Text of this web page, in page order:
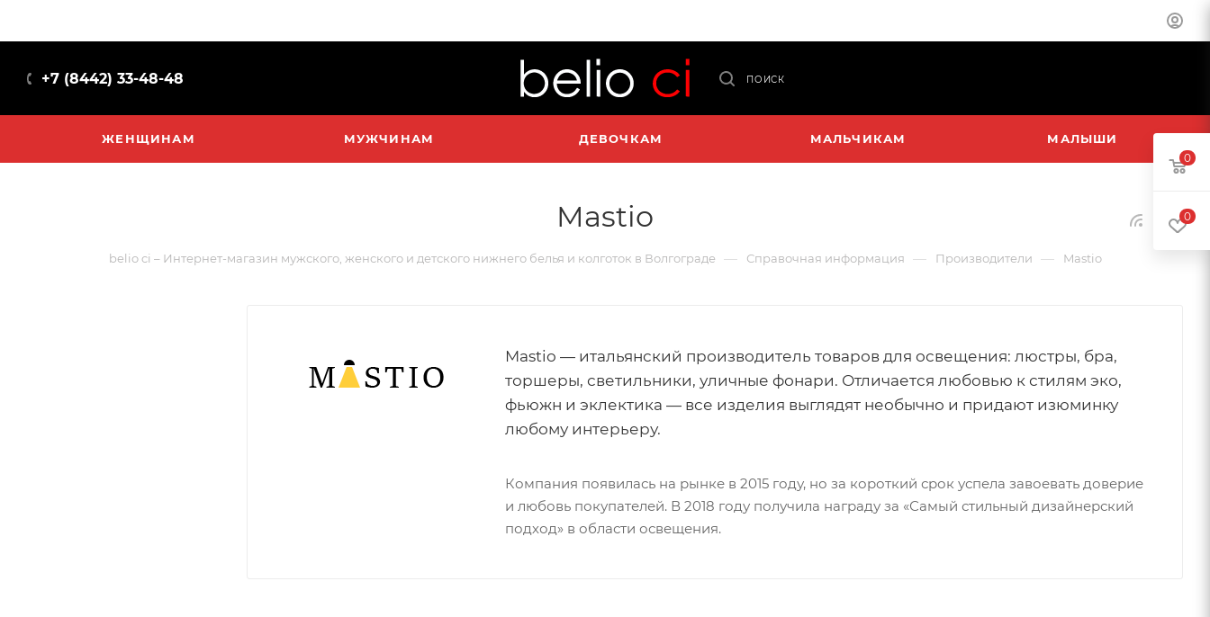
+7 (8442) 33-48-48 ПОИСК
ЖЕНЩИНАМ МУЖЧИНАМ ДЕВОЧКАМ МАЛЬЧИКАМ МАЛЫШИ
Mastio
belio ci – Интернет-магазин мужского, женского и детского нижнего белья и колготок в Волгограде — Справочная информация — Производители — Mastio
Mastio — итальянский производитель товаров для освещения: люстры, бра,
торшеры, светильники, уличные фонари. Отличается любовью к стилям эко,
фьюжн и эклектика — все изделия выглядят необычно и придают изюминку
любому интерьеру.
Компания появилась на рынке в 2015 году, но за короткий срок успела завоевать доверие
и любовь покупателей. В 2018 году получила награду за «Самый стильный дизайнерский
подход» в области освещения.
0
0